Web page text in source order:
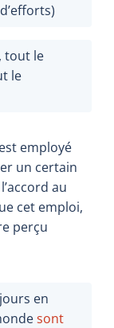
tout le
le
est employé
un certain
au
cet emploi,
perçu
en
sont